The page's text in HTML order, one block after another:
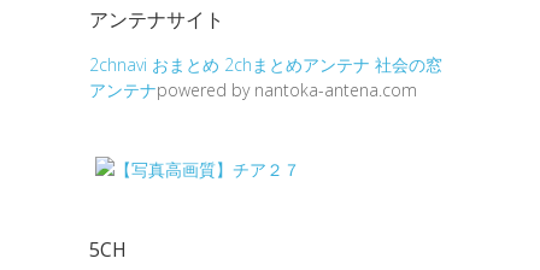
アンテナサイト
2chnavi おまとめ 2chまとめアンテナ 社会の窓
アンテナpowered by nantoka-antena.com
5CH